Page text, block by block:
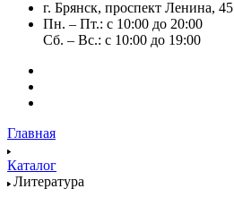
г. Брянск, проспект Ленина, 45
Пн. – Пт.: с 10:00 до 20:00
Сб. – Вс.: с 10:00 до 19:00
Главная
Каталог
Литература